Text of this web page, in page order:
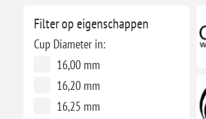
Filter op eigenschappen
Cup Diameter in:
16,00 mm
16,20 mm
16,25 mm